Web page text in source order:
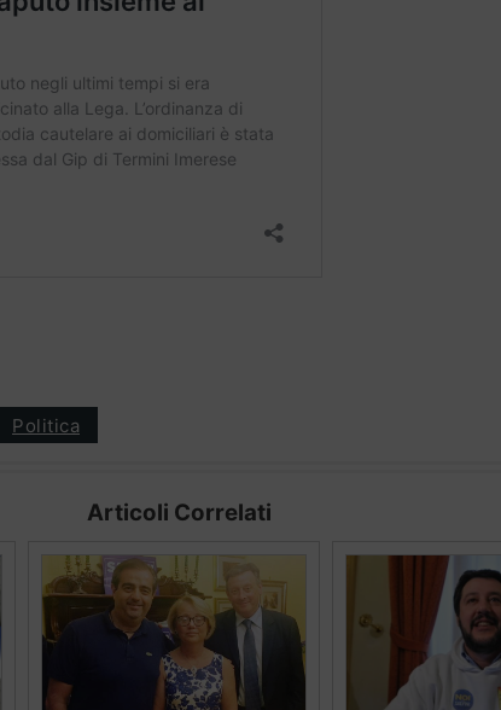
Politica
Articoli Correlati